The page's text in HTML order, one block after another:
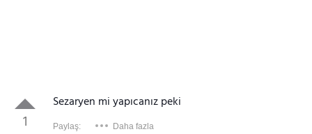
1
Sezaryen mi yapıcanız peki
Paylaş: Daha fazla